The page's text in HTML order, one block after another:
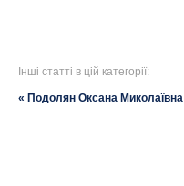
Інші статті в цій категорії:
« Подолян Оксана Миколаївна